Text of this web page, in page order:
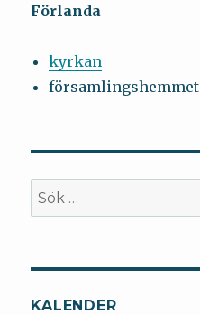
Förlanda
kyrkan
församlingshemmet
Sök
efter:
KALENDER